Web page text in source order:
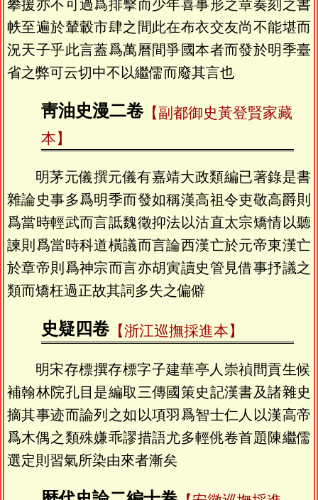
攀援亦不可過爲排擊而少年喜事形之章奏刻之書
帙至遍於輦轂市肆之間此在布衣交友尚不能堪而
況天子乎此言蓋爲萬曆間爭國本者而發於明季臺
省之弊可云切中不以繼儒而廢其言也
靑油史漫二卷【副都御史黃登賢家藏
本】
明茅元儀撰元儀有嘉靖大政類編已著錄是書
雜論史事多爲明季而發如稱漢高祖令吏敬高爵則
爲當時輕武而言詆魏徵抑法以沽直太宗矯情以聽
諫則爲當時科道橫議而言論西漢亡於元帝東漢亡
於章帝則爲神宗而言亦胡寅讀史管見借事抒議之
類而矯枉過正故其詞多失之偏僻
史疑四卷【浙江巡撫採進本】
明宋存標撰存標字子建華亭人崇禎間貢生候
補翰林院孔目是編取三傳國策史記漢書及諸雜史
摘其事迹而論列之如以項羽爲智士仁人以漢高帝
爲木偶之類殊嫌乖謬措語尤多輕佻卷首題陳繼儒
選定則習氣所染由來者漸矣